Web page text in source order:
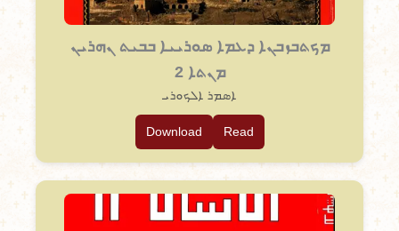
ܡܟܬܒܙܒܢܐ ܕܥܡܐ ܣܘܪܝܝܐ ܒܒܝܬ ܢܗܪܝܢ
ܡܢܬܐ 2
ܐܣܡܪ ܐܠܟܘܪܝ
Read
Download